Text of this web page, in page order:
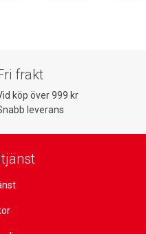
frakt
köp över 999 kr
leverans